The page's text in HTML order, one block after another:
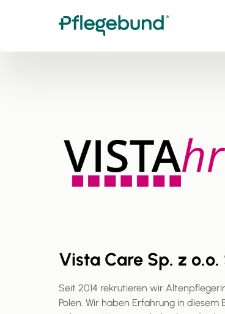
Vista Care Sp. z o.o.
Seit 2014 rekrutieren wir
Polen. Wir haben Erfahrung in